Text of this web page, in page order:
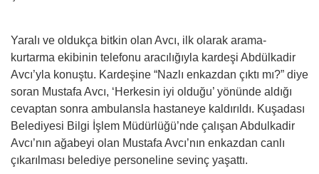
Yaralı ve oldukça bitkin olan Avcı, ilk olarak arama-
kurtarma ekibinin telefonu aracılığıyla kardeşi Abdülkadir
Avcı’yla konuştu. Kardeşine “Nazlı enkazdan çıktı mı?” diye
soran Mustafa Avcı, ‘Herkesin iyi olduğu’ yönünde aldığı
cevaptan sonra ambulansla hastaneye kaldırıldı. Kuşadası
Belediyesi Bilgi İşlem Müdürlüğü’nde çalışan Abdulkadir
Avcı’nın ağabeyi olan Mustafa Avcı’nın enkazdan canlı
çıkarılması belediye personeline sevinç yaşattı.